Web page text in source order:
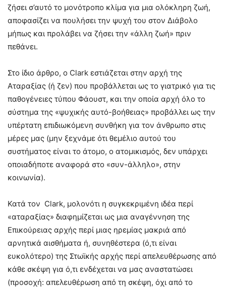
ζήσει σ’αυτό το μονότροπο κλίμα για μια ολόκληρη ζωή,
αποφασίζει να πουλήσει την ψυχή του στον Διάβολο
μήπως και προλάβει να ζήσει την «άλλη ζωή» πριν
πεθάνει.
Στο ίδιο άρθρο, ο Clark εστιάζεται στην αρχή της
Αταραξίας (ή ζεν) που προβάλλεται ως το γιατρικό για τις
παθογένειες τύπου Φάουστ, και την οποία αρχή όλο το
σύστημα της «ψυχικής αυτό-βοήθειας» προβάλλει ως την
υπέρτατη επιδιωκόμενη συνθήκη για τον άνθρωπο στις
μέρες μας (μην ξεχνάμε ότι θεμέλιο αυτού του
συστήματος είναι το άτομο, ο ατομικισμός, δεν υπάρχει
οποιαδήποτε αναφορά στο «συν-άλληλο», στην
κοινωνία).
Κατά τον Clark, μολονότι η συγκεκριμένη ιδέα περί
«αταραξίας» διαφημίζεται ως μια αναγέννηση της
Επικούρειας αρχής περί μιας ηρεμίας μακριά από
αρνητικά αισθήματα ή, συνηθέστερα (ό,τι είναι
ευκολότερο) της Στωϊκής αρχής περί απελευθέρωσης από
κάθε σκέψη για ό,τι ενδέχεται να μας αναστατώσει
(προσοχή: απελευθέρωση από τη σκέψη, όχι από το